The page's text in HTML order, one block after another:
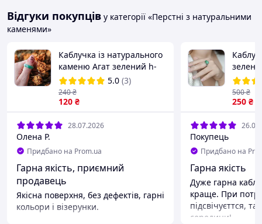
Відгуки покупців у категорії «Перстні з натуральними
каменями»
Каблучка із натурального
каменю Агат зелений h-
6мм 17-18 р-р5.0 (3)
120 ₴
240₴
28.07.2026
Олена Р.
Придбано на Prom.ua
Гарна якість, приємний
продавець
Якісна поверхня, без дефектів, гарні
кольори і візерунки.
з
250 ₴
500₴
Покупець
Придбано на
Гарна якість
Дуже гарна
краще. При
підсвічуєттся,
середини!